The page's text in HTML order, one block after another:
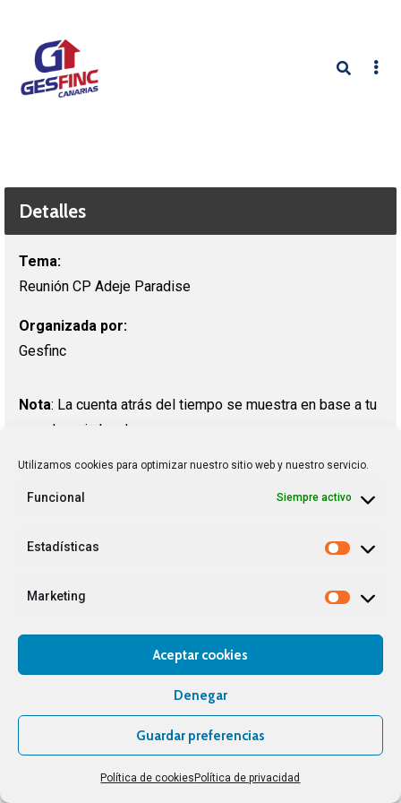
Utilizamos cookies para optimizar nuestro sitio web y nuestro servicio.
Funcional Siempre activo
Estadísticas
Marketing
Aceptar cookies
Denegar
Guardar preferencias
Política de cookies Política de privacidad
Detalles
Tema:
Reunión CP Adeje Paradise
Organizada por:
Gesfinc
Nota: La cuenta atrás del tiempo se muestra en base a tu
zona horaria local.
Meeting does not exist: 86278362048.